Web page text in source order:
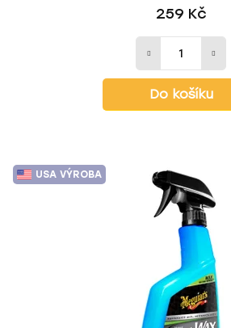
259 Kč
Do košíku
USA VÝROBA